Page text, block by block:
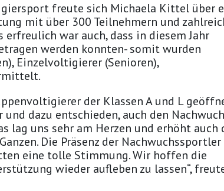
freute sich Michaela Kittel über
mit über 300 Teilnehmern und
war auch, dass in diesem Jahr
werden konnten- somit wurden
Einzelvoltigierer (Senioren),
der Klassen A und L
dazu entschieden, auch den
lag uns sehr am Herzen und erhöht auch
Die Präsenz der
eine tolle Stimmung. Wir hoffen die
wieder aufleben zu lassen“,